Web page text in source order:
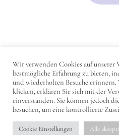
© 2023 -
Wir verwenden Cookies auf unserer
bestmögliche Erfahrung zu bieten,
und wiederholten Besuche
klicken, erklären Sie sich mit der
einverstanden. Sie können jedoch
besuchen, um eine kontrollierte
Cookie Einstellungen Alle